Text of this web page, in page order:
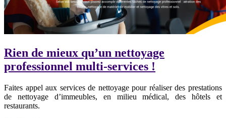
Rien de mieux qu’un nettoyage
professionnel multi-services !
Faites appel aux services de nettoyage pour réaliser des prestations
de nettoyage d’immeubles, en milieu médical, des hôtels et
restaurants.